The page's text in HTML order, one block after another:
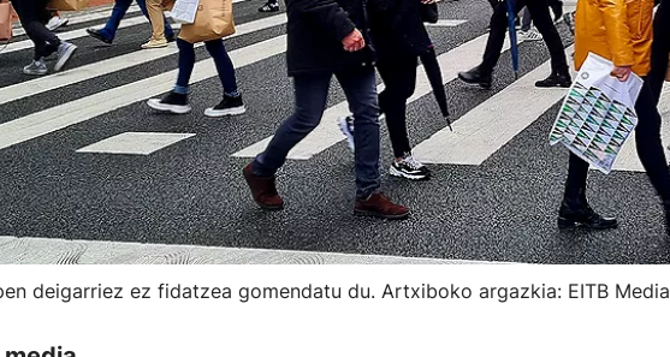
deigarriez ez fidatzea gomendatu du. Artxiboko argazkia: EITB Media